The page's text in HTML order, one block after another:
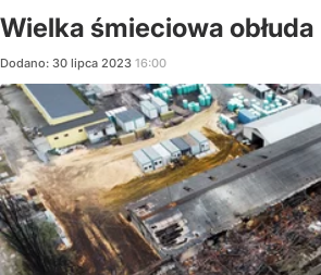
Wielka śmieciowa obłuda
Dodano: 30 lipca 2023 16:00